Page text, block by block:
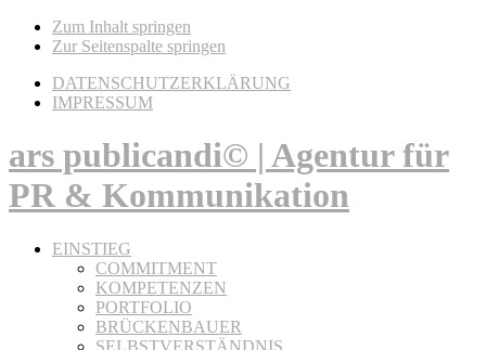
Zum Inhalt springen
Zur Seitenspalte springen
DATENSCHUTZERKLÄRUNG
IMPRESSUM
ars publicandi© | Agentur für
PR & Kommunikation
EINSTIEG
COMMITMENT
KOMPETENZEN
PORTFOLIO
BRÜCKENBAUER
SELBSTVERSTÄNDNIS